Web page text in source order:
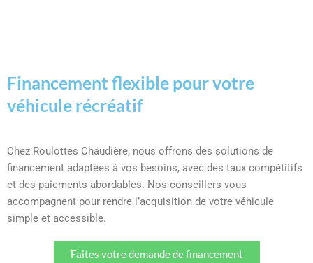
Financement flexible pour votre
véhicule récréatif
Chez Roulottes Chaudière, nous offrons des solutions de
financement adaptées à vos besoins, avec des taux compétitifs
et des paiements abordables. Nos conseillers vous
accompagnent pour rendre l’acquisition de votre véhicule
simple et accessible.
Faites votre demande de financement